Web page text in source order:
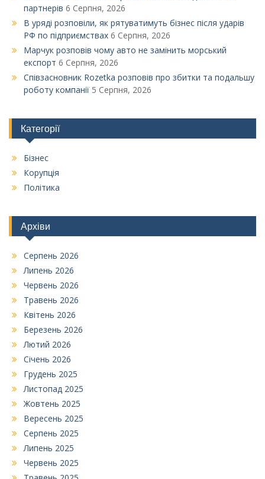
партнерів 6 Серпня, 2026
В уряді розповіли, як рятуватимуть бізнес після ударів
РФ по підприємствах 6 Серпня, 2026
Марчук розповів чому авто не замінить морський
експорт 6 Серпня, 2026
Співзасновник Rozetka розповів про збитки та подальшу
роботу компанії 5 Серпня, 2026
Категорії
Бізнес
Корупція
Політика
Архіви
Серпень 2026
Липень 2026
Червень 2026
Травень 2026
Квітень 2026
Березень 2026
Лютий 2026
Січень 2026
Грудень 2025
Листопад 2025
Жовтень 2025
Вересень 2025
Серпень 2025
Липень 2025
Червень 2025